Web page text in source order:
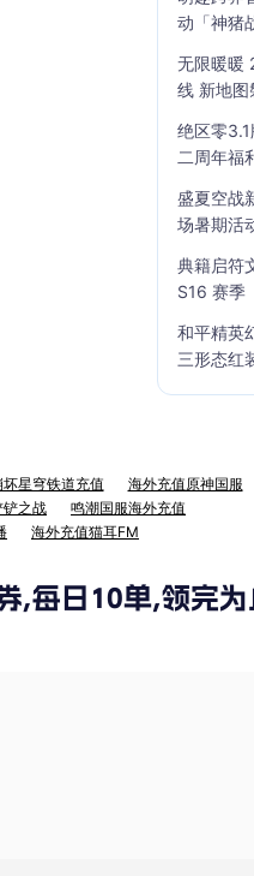
动「神猪
无限暖暖
线 新地图
绝区零
二周年福
盛夏空战
场暑期活
典籍启符
S16 赛季
和平精英
三形态红
坏星穹铁道充值
海外充值原神国服
铲之战
鸣潮国服海外充值
海外充值猫耳FM